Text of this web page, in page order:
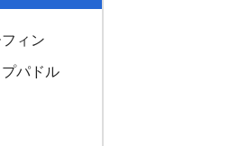
ィン
パドル